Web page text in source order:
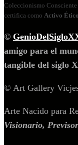
Coleccionismo Consciente
certifica como Activo Ético
©
amigo para el
tangible del siglo
© Art Gallery
Arte Nacido para
Visionario,